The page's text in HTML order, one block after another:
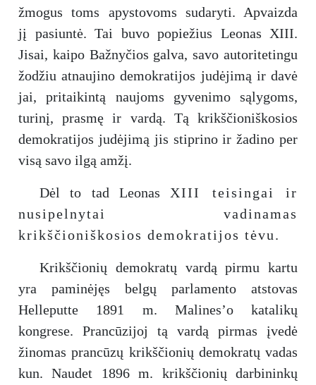
žmogus toms apystovoms sudaryti. Apvaizda
jį pasiuntė. Tai buvo popiežius Leonas XIII.
Jisai, kaipo Bažnyčios galva, savo autoritetingu
žodžiu atnaujino demokratijos judėjimą ir davė
jai, pritaikintą naujoms gyvenimo sąlygoms,
turinį, prasmę ir vardą. Tą krikščioniškosios
demokratijos judėjimą jis stiprino ir žadino per
visą savo ilgą amžį.
Dėl to tad Leonas XIII teisingai ir
nusipelnytai vadinamas
krikščioniškosios demokratijos tėvu.
Krikščionių demokratų vardą pirmu kartu
yra paminėjęs belgų parlamento atstovas
Helleputte 1891 m. Malines’o katalikų
kongrese. Prancūzijoj tą vardą pirmas įvedė
žinomas prancūzų krikščionių demokratų vadas
kun. Naudet 1896 m. krikščionių darbininkų